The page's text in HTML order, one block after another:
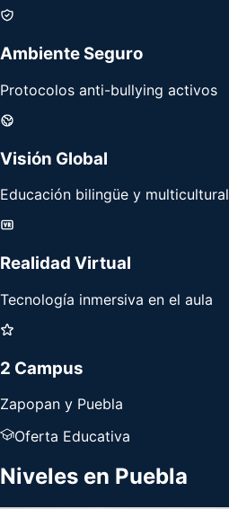
Ambiente Seguro
Protocolos anti-bullying activos
Visión Global
Educación bilingüe y multicultural
Realidad Virtual
Tecnología inmersiva en el aula
2 Campus
Zapopan y Puebla
Oferta Educativa
Niveles en Puebla